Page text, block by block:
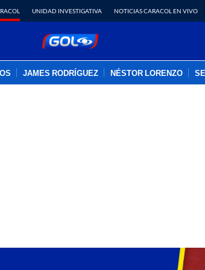
UNIDAD INVESTIGATIVA NOTICIAS CARACOL EN VIVO
JAMES RODRÍGUEZ NÉSTOR LORENZO